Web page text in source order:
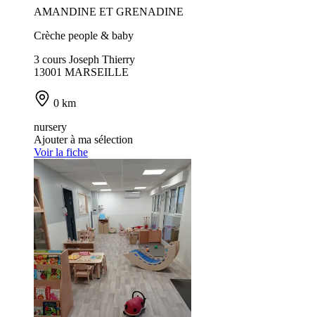
AMANDINE ET GRENADINE
Crèche people & baby
3 cours Joseph Thierry
13001 MARSEILLE
0 km
nursery
Ajouter à ma sélection
Voir la fiche